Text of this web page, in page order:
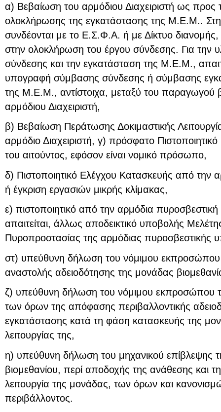
α) Βεβαίωση του αρμόδιου Διαχειριστή ως προς
ολοκλήρωσης της εγκατάστασης της Μ.Ε.Μ..
συνδέονται με το Ε.Σ.Φ.Α. ή με Δίκτυο
στην ολοκλήρωση του έργου σύνδεσης. Για την
σύνδεσης και την εγκατάσταση της Μ.Ε.Μ.,
υπογραφή σύμβασης σύνδεσης ή σύμβασης
της Μ.Ε.Μ., αντίστοιχα, μεταξύ του παραγωγού
αρμόδιου Διαχειριστή,
β) Βεβαίωση Περάτωσης Δοκιμαστικής
αρμόδιο Διαχειριστή, γ) πρόσφατο
του αιτούντος, εφόσον είναι νομικό πρόσωπο,
δ) Πιστοποιητικό Ελέγχου Κατασκευής από την
ή έγκριση εργασιών μικρής κλίμακας,
ε) πιστοποιητικό από την αρμόδια
απαιτείται, άλλως αποδεικτικό υποβολής
Πυροπροστασίας της αρμόδιας πυροσβεστικής
στ) υπεύθυνη δήλωση του νόμιμου εκπροσώπου
αναστολής αδειοδότησης της μονάδας
ζ) υπεύθυνη δήλωση του νόμιμου εκπροσώπου
των όρων της απόφασης περιβαλλοντικής
εγκατάστασης κατά τη φάση κατασκευής της
λειτουργίας της,
η) υπεύθυνη δήλωση του μηχανικού επίβλεψης
βιομεθανίου, περί αποδοχής της ανάθεσης και
λειτουργία της μονάδας, των όρων και
περιβάλλοντος.